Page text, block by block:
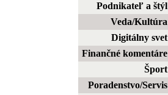
Podnikateľ a štýl
Veda/Kultúra
Digitálny svet
Finančné komentáre
Šport
Poradenstvo/Servis